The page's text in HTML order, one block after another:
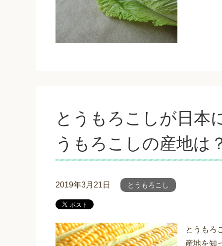
とうもろこしが日本
うもろこしの産地は
2019年3月21日 とうもろこし
とうもろ
産地を知